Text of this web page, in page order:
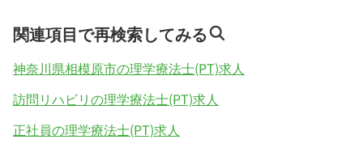
関連項目で再検索してみる
神奈川県相模原市の理学療法士(PT)求人
訪問リハビリの理学療法士(PT)求人
正社員の理学療法士(PT)求人